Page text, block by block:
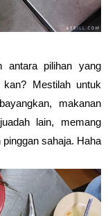
antara pilihan yang
Mestilah untuk
makanan
lain, memang
sahaja. Haha